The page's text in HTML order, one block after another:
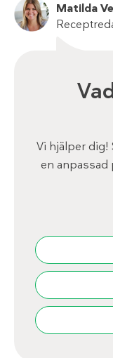
Matilda
Vi hjälper dig!
en anpassad